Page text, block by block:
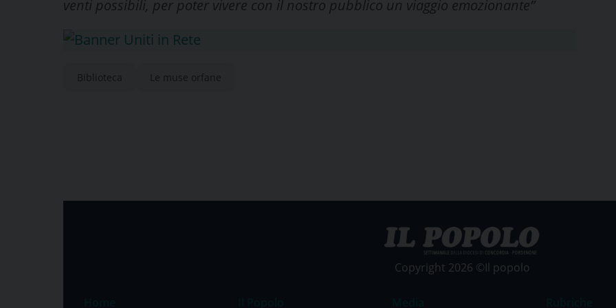
venti possibili, per poter vivere con il nostro pubblico un viaggio emozionante”
Biblioteca Le muse orfane
Copyright 2026 ©Il popolo